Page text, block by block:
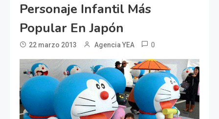
Personaje Infantil Más
Popular En Japón
22 marzo 2013 Agencia YEA 0